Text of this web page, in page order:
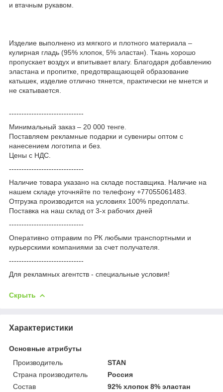
и втачным рукавом.
Изделие выполнено из мягкого и плотного материала –
кулирная гладь (95% хлопок, 5% эластан). Ткань хорошо
пропускает воздух и впитывает влагу. Благодаря добавлению
эластана и пропитке, предотвращающей образование
катышек, изделие отлично тянется, практически не мнется и
не скатывается.
------------------------------
Минимальный заказ – 20 000 тенге.
Поставляем рекламные подарки и сувениры оптом с
нанесением логотипа и без.
Цены с НДС.
------------------------------
Наличие товара указано на складе поставщика. Наличие на
нашем складе уточняйте по телефону +77055061483.
Отгрузка производится на условиях 100% предоплаты.
Поставка на наш склад от 3-x рабочих дней
------------------------------
Оперативно отправим по РК любыми транспортными и
курьерскими компаниями за счет получателя.
------------------------------
Для рекламных агентств - специальные условия!
Скрыть
Характеристики
Основные атрибуты
Производитель
STAN
Страна производитель
Россия
Состав
92% хлопок 8% эластан